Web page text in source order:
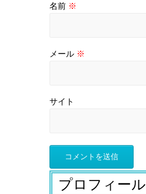
名前 ※
メール ※
サイト
プロフィール